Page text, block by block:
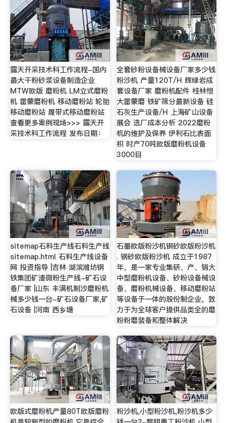
露天开采技术科工作流程-国内
最大干粉砂浆设备制造企业
MTW欧版 磨粉机 LM立式磨粉
机 雷蒙磨粉机 移动磨粉站 轮胎
移动磨粉站 履带式移动磨粉站
查看更多案例现场>>> 露天开
采技术科工作流程 发布日期：
全套砂粉设备械设备厂家多少钱
粉沙机 产量120T/H 辉绿岩成
套设备厂家 磨粉机配件 桂林恒
大雷蒙磨 铁矿筛分最新设备 硅
石灰生产设备/H 上海矿山设备
展会 选厂成本分析 2022磨粉
机的维护及保养 伊利石比表面
积 时产70吨欧版磨粉机设备
3000目
sitemap石料生产线石料生产线
sitemap.html 石料生产线设备
网 投资指导 |吉林 湖滨潍坊钢
铁集团矿渣微粉生产线-矿石设
备厂家 |山东 丰满机制沙磨粉机
械多少钱一台-矿石设备厂家,矿
石设备 |河南 西乡塘
石墨欧版粉沙机钢砂欧版粉沙机
. 钢砂欧版粉沙机 成立于1987
年，是一家专业集研、产、销大
中型磨粉机设备、砂粉设备械设
备、磨粉机械设备、移动磨粉站
等设备于一体的股份制企业，致
力于为全球客户提供品类全的磨
粉粉磨装备和整体解决
欧版式磨粉机产量80T欧版磨粉
粉沙机,小型粉沙机,粉沙机多少